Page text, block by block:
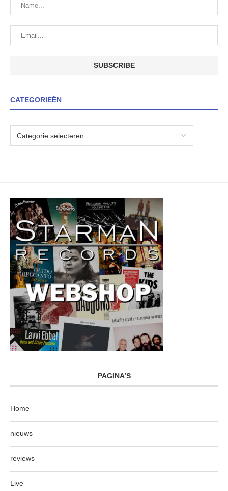
CATEGORIEËN
PAGINA’S
Home
nieuws
reviews
Live